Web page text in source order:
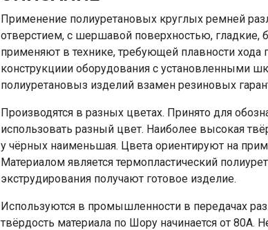
Применение полиуретановых круглых ремней
отверстием, с шершавой поверхностью, гладкие,
применяют в технике, требующей плавности хода
конструкциии оборудования с установленными
полиуретановыз изделий взамен резиновых
Производятся в разных цветах. Принято для
использовать разный цвет. Наиболее высокая
у чёрных наименьшая. Цвета ориентируют на
Материалом является термопластический
экструдирования получают готовое изделие.
Используются в промышленности в передачах
твёрдость материала по Шору начинается от 80А.